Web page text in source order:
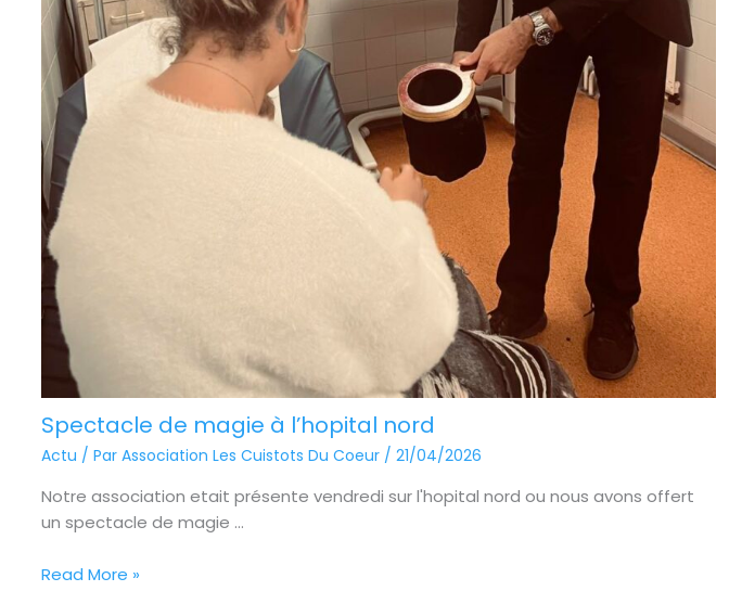
Spectacle de magie à l’hopital nord
Actu / Par Association Les Cuistots Du Coeur / 21/04/2026
Notre association etait présente vendredi sur l'hopital nord ou nous avons offert
un spectacle de magie ...
Read More »